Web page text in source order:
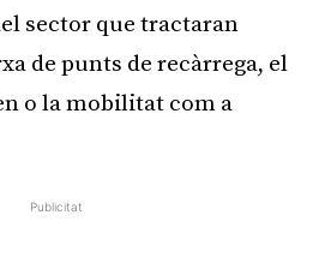
sector que tractaran
de punts de recàrrega, el
o la mobilitat com a
Publicitat